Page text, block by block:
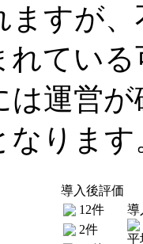
ますが
れている
は運営が
なります
導入後評価
12件
2件
導
平